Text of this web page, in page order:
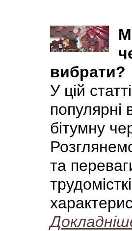
вибрати?
У цій
популярні
бітумну
та